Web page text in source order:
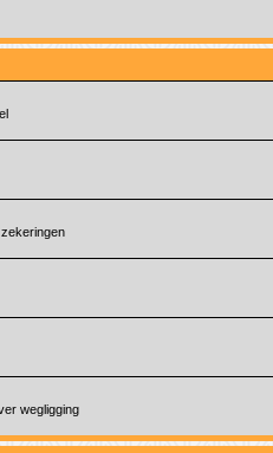
wegligging